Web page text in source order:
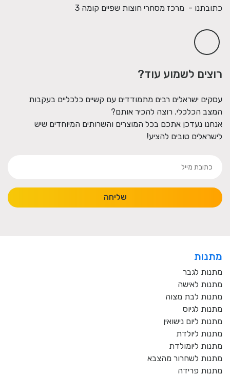
כתובתנו - מרכז מסחרי חוצות שפיים קומה 3
רוצים לשמוע עוד?
עסקים ישראלים רבים מתמודדים עם קשיים כלכליים בעקבות
המצב הכלכלי. רוצה להכיר אותם?
אנחנו נעדכן אתכם בכל המוצרים והשרותים המיוחדים שיש
לישראלים טובים להציע!
שליחה
מתנות
מתנות לגבר
מתנות לאישה
מתנות לבת מצוה
מתנות לגיוס
מתנות ליום נישואין
מתנות ליולדת
מתנות ליומולדת
מתנות לשחרור מהצבא
מתנות פרידה